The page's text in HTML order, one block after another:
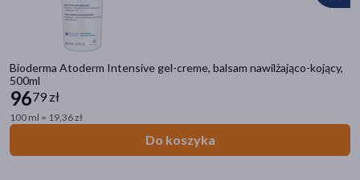
Bioderma Atoderm Intensive gel-creme, balsam nawilżająco-kojący,
500ml
9679 zł
100 ml = 19,36 zł
Do koszyka
wrażliwa(93)
podrażniona
sucha(55)
dowolna
mieszana(31)